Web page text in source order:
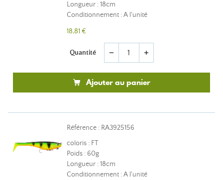
Longueur : 18cm
Conditionnement : A l'unité
18,81 €
Quantité remove add
Ajouter au panier
Référence : RA3925156
coloris : FT
Poids : 60g
Longueur : 18cm
Conditionnement : A l'unité